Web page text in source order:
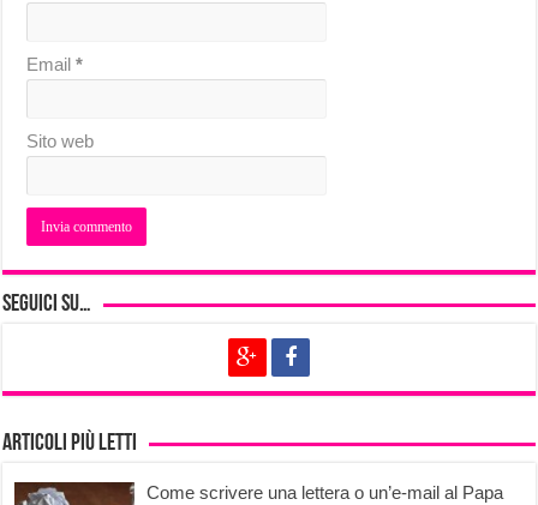
Email*
Sito web
Seguici su…
Articoli più letti
Come scrivere una lettera o un’e-mail al Papa